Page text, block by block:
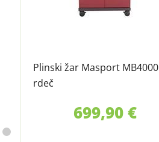
Plinski žar Masport MB4000
rdeč
699,90 €